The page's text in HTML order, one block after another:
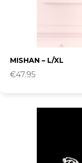
MISHAN – L/XL
€47.95